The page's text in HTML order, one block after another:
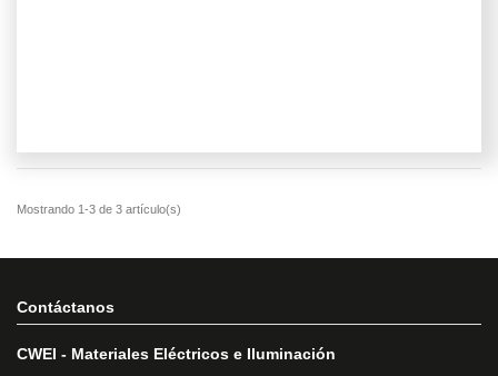
Contáctanos
CWEI - Materiales Eléctricos e Iluminación